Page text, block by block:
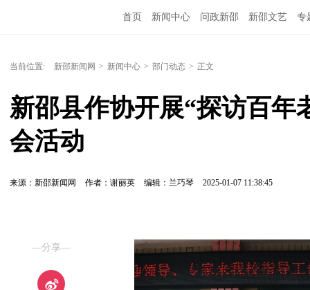
首页 新闻中心 问政新邵 新邵文艺 专
当前位置: 新邵新闻网 > 新闻中心 > 部门动态 > 正文
新邵县作协开展“探访百年
会活动
来源：新邵新闻网 作者：谢丽英 编辑：兰巧琴 2025-01-07 11:38:45
—分享—